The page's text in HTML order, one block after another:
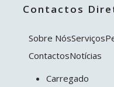
Contactos
Sobre NósServiços
ContactosNotícias
Carregado